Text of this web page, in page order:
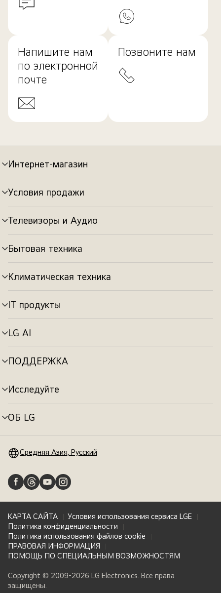
Напишите нам
по электронной
почте
Позвоните нам
Интернет-магазин
Переключатель
меню
Условия продажи
Переключатель
меню
Телевизоры и Аудио
Переключатель
меню
Бытовая техника
Переключатель
меню
Климатическая техника
Переключатель
меню
IT продукты
Переключатель
меню
LG AI
Переключатель
меню
ПОДДЕРЖКА
Переключатель
меню
Исследуйте
Переключатель
меню
ОБ LG
Переключатель
Средняя Азия, Русский
КАРТА САЙТА
Условия использования сервиса LGE
Политика конфиденциальности
Политика использования файлов cookie
ПРАВОВАЯ ИНФОРМАЦИЯ
ПОМОЩЬ ПО СПЕЦИАЛЬНЫМ ВОЗМОЖНОСТЯМ
Copyright © 2009-2026 LG Electronics. Все права
защищены.